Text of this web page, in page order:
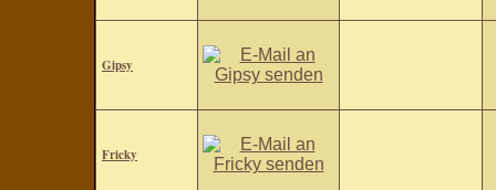
Gipsy
Fricky